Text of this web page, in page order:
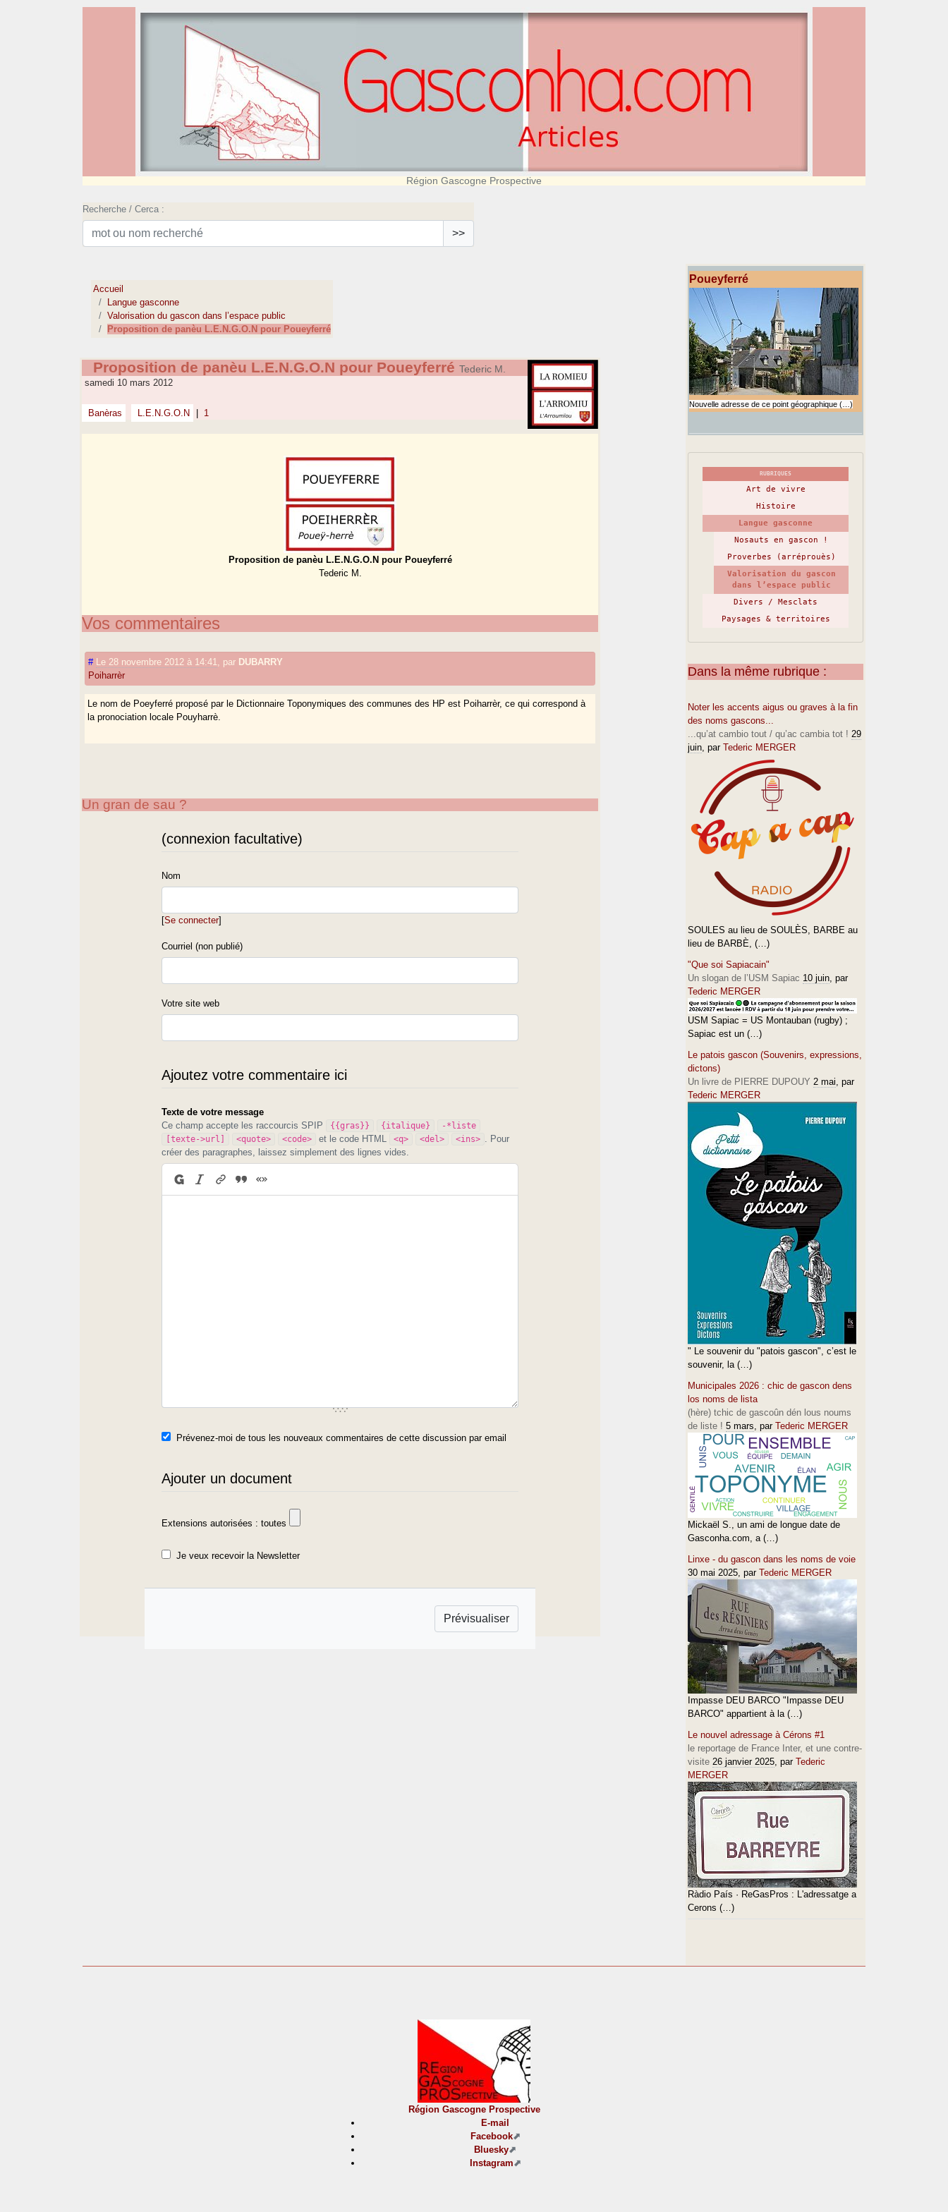
Région Gascogne Prospective
Recherche / Cerca :
>>
Accueil
Langue gasconne
Valorisation du gascon dans l’espace public
Proposition de panèu L.E.N.G.O.N pour Poueyferré
Proposition de panèu L.E.N.G.O.N pour Poueyferré Tederic M.
samedi 10 mars 2012
Banèras L.E.N.G.O.N 1
Proposition de panèu L.E.N.G.O.N pour Poueyferré
Tederic M.
Vos commentaires
# Le 28 novembre 2012 à 14:41 par DUBARRY
Poiharrèr
Le nom de Poeyferré proposé par le Dictionnaire Toponymiques des communes des HP est Poiharrèr, ce qui correspond à
la pronociation locale Pouyharrè.
Un gran de sau ?
(connexion facultative)
Nom
[Se connecter]
Courriel (non publié)
Votre site web
Ajoutez votre commentaire ici
Texte de votre message
Ce champ accepte les raccourcis SPIP
{{gras}} {italique}
-*liste
[texte->url]
<quote> <code> et le code HTML <q> <del> <ins>
. Pour
créer des paragraphes, laissez simplement des lignes vides.
Prévenez-moi de tous les nouveaux commentaires de cette discussion par email
Ajouter un document
Extensions autorisées : toutes
Je veux recevoir la Newsletter
Poueyferré
Nouvelle adresse de ce point géographique (…)
RUBRIQUES
Art de vivre
Histoire
Langue gasconne
Nosauts en gascon !
Proverbes (arréprouès)
Valorisation du gascon
dans l’espace public
Divers / Mesclats
Paysages & territoires
Dans la même rubrique :
Noter les accents aigus ou graves à la fin
des noms gascons...
...qu’at cambio tout / qu’ac cambia tot ! 29
juin, par Tederic MERGER
SOULES au lieu de SOULÈS, BARBE au
lieu de BARBÈ, (…)
"Que soi Sapiacain"
Un slogan de l’USM Sapiac 10 juin, par
Tederic MERGER
USM Sapiac = US Montauban (rugby) ;
Sapiac est un (…)
Le patois gascon (Souvenirs, expressions,
dictons)
Un livre de PIERRE DUPOUY 2 mai, par
Tederic MERGER
" Le souvenir du "patois gascon", c’est le
souvenir, la (…)
Municipales 2026 : chic de gascon dens
los noms de lista
(hère) tchic de gascoûn dén lous noums
de liste ! 5 mars, par Tederic MERGER
Mickaël S., un ami de longue date de
Gasconha.com, a (…)
Linxe - du gascon dans les noms de voie
30 mai 2025, par Tederic MERGER
Impasse DEU BARCO "Impasse DEU
BARCO" appartient à la (…)
Le nouvel adressage à Cérons #1
le reportage de France Inter, et une contre-
visite 26 janvier 2025, par Tederic
MERGER
Ràdio País · ReGasPros : L'adressatge a
Cerons (…)
Région Gascogne Prospective
E-mail
Facebook
Bluesky
Instagram